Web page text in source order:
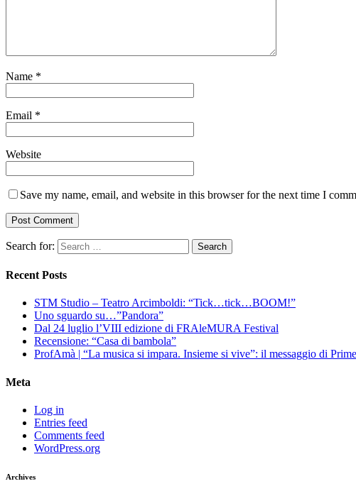
Name *
Email *
Website
Save my name, email, and website in this browser for the next time I
Search for:
Recent Posts
STM Studio – Teatro Arcimboldi: “Tick…tick…BOOM!”
Uno sguardo su…”Pandora”
Dal 24 luglio l’VIII edizione di FRAleMURA Festival
Recensione: “Casa di bambola”
ProfAmà | “La musica si impara. Insieme si vive”: il messaggio di
Meta
Log in
Entries feed
Comments feed
WordPress.org
Archives